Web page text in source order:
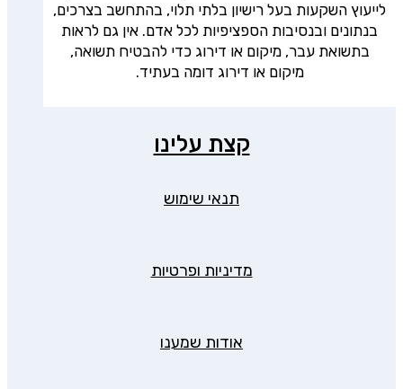
לייעוץ השקעות בעל רישיון בלתי תלוי, בהתחשב בצרכים,
בנתונים ובנסיבות הספציפיות לכל אדם. אין גם לראות
בתשואת עבר, מיקום או דירוג כדי להבטיח תשואה,
מיקום או דירוג דומה בעתיד.
קצת עלינו
תנאי שימוש
מדיניות ופרטיות
אודות שמענו